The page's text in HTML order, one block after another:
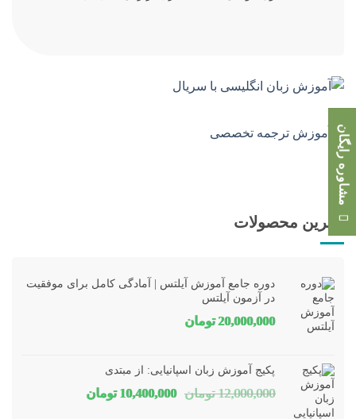
بهترین محصولات
دوره جامع آموزش آیلتس | آمادگی کامل برای موفقیت
در آزمون آیلتس
20,000,000 تومان
پکیج آموزش زبان اسپانیایی: از مبتدی
12,000,000 تومان قیمت
10,400,000 تومانقیمت
مشاوره رایگان